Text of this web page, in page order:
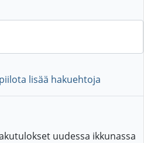
lisää hakuehtoja
uudessa ikkunassa